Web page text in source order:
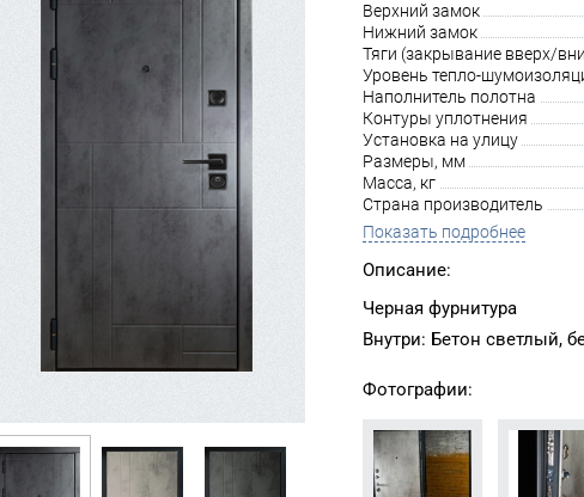
Верхний замок
Нижний замок
Тяги (закрывание вверх/
Уровень тепло-
Наполнитель полотна
Контуры уплотнения
Установка на улицу
Размеры, мм
Масса, кг
Страна производитель
Показать подробнее
Описание:
Черная фурнитура
Внутри: Бетон светлый,
Фотографии: